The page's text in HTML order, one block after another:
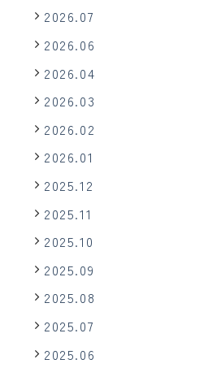
2026.07
2026.06
2026.04
2026.03
2026.02
2026.01
2025.12
2025.11
2025.10
2025.09
2025.08
2025.07
2025.06